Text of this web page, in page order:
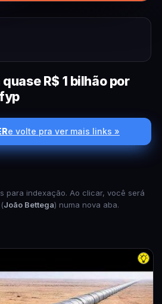
R$ 1 bilhão por
e volte pra ver mais links »
para indexação. Ao clicar, você será
João Bettega) numa nova aba.